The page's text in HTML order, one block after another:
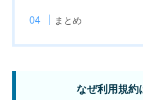
まとめ
なぜ利用規約